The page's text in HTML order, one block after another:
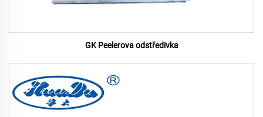
GK Peelerova odstředivka